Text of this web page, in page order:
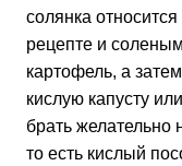
солянка
рецепте и
картофель, а
кислую капусту
брать
то есть кислый